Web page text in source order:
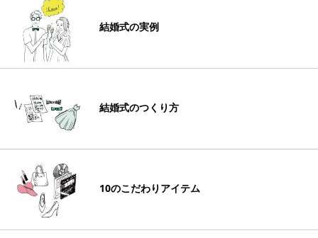
結婚式の実例
結婚式のつくり方
10のこだわりアイテム